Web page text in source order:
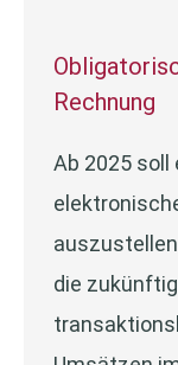
Rechnung
Ab 2025 soll
die